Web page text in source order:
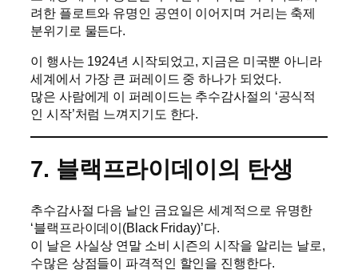
려한 플로트와 유명인 공연이 이어지며 거리는 축제
분위기로 물든다.
이 행사는 1924년 시작되었고, 지금은 미국뿐 아니라
세계에서 가장 큰 퍼레이드 중 하나가 되었다.
많은 사람에게 이 퍼레이드는 추수감사절의 ‘공식적
인 시작’처럼 느껴지기도 한다.
7. 블랙프라이데이의 탄생
추수감사절 다음 날인 금요일은 세계적으로 유명한
‘블랙프라이데이(Black Friday)’다.
이 날은 사실상 연말 소비 시즌의 시작을 알리는 날로,
수많은 상점들이 파격적인 할인을 진행한다.